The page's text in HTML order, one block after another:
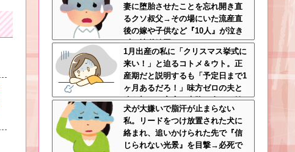
妻に堕胎させたことを忘れ開き直
るクソ叔父→その場にいた流産直
後の嫁や子供など『10人』が泣き
叫ぶ地獄絵図へ
1月出産の私に「クリスマス挙式に
来い！」と迫るコトメ＆ウト。正
産期だと説明するも「予定日まで1
ヶ月あるだろ！」味方ゼロの夫と
冷え切った家庭の末路←命より妹
を優先する夫とは離婚一択
犬が大嫌いで脂汗が止まらない
私。リードをつけ放置された犬に
絡まれ、追いかけられた先で『信
じられない光景』を目撃→必死で